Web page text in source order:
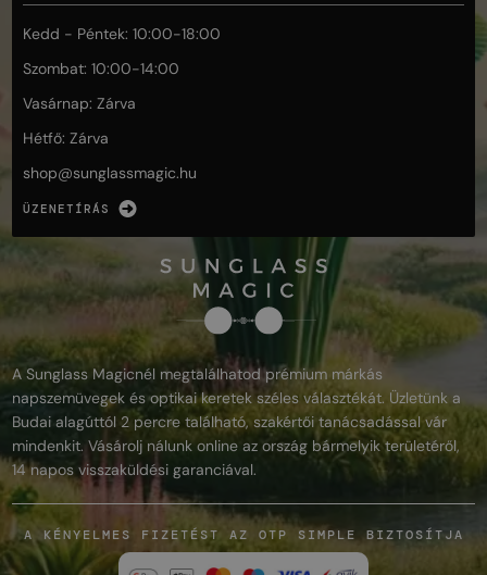
Kedd - Péntek: 10:00-18:00
Szombat: 10:00-14:00
Vasárnap: Zárva
Hétfő: Zárva
shop@sunglassmagic.hu
ÜZENETÍRÁS
A Sunglass Magicnél megtalálhatod prémium márkás
napszemüvegek és optikai keretek széles választékát. Üzletünk a
Budai alagúttól 2 percre található, szakértői tanácsadással vár
mindenkit. Vásárolj nálunk online az ország bármelyik területéről,
14 napos visszaküldési garanciával.
A KÉNYELMES FIZETÉST AZ OTP SIMPLE BIZTOSÍTJA